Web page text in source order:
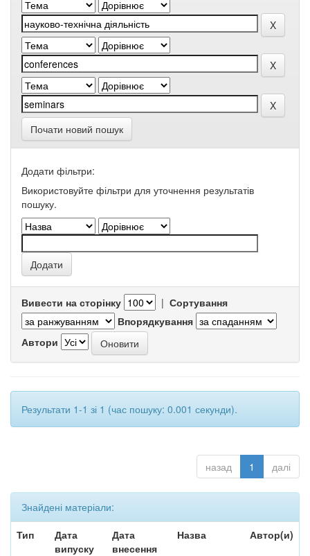
Почати новий пошук
Додати фільтри:
Використовуйте фільтри для уточнення результатів
пошуку.
Вивести на сторінку | Сортування
Впорядкування
Автори
Результати 1-1 зі 1 (час пошуку: 0.001 секунди).
назад 1 далі
Знайдені матеріали:
Тип
Дата
випуску
Дата
внесення
Назва Автор(и)